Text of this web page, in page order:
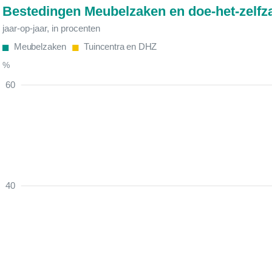
Bestedingen Meubelzaken en doe-het-
jaar-op-jaar, in procenten
%
Meubelzaken Tuincentra en DHZ
40
60